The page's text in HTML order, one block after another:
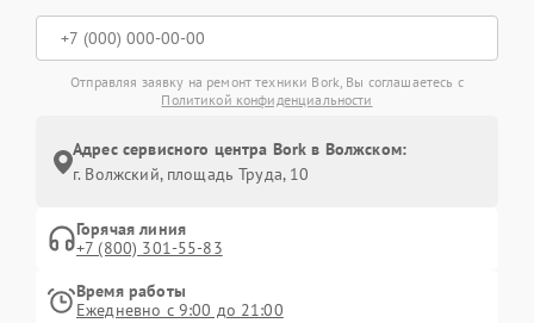
Отправляя заявку на ремонт техники Bork, Вы соглашаетесь с
Политикой конфиденциальности
Адрес сервисного центра Bork в Волжском:
г. Волжский, площадь Труда, 10
Горячая линия
+7 (800) 301-55-83
Время работы
Ежедневно с 9:00 до 21:00